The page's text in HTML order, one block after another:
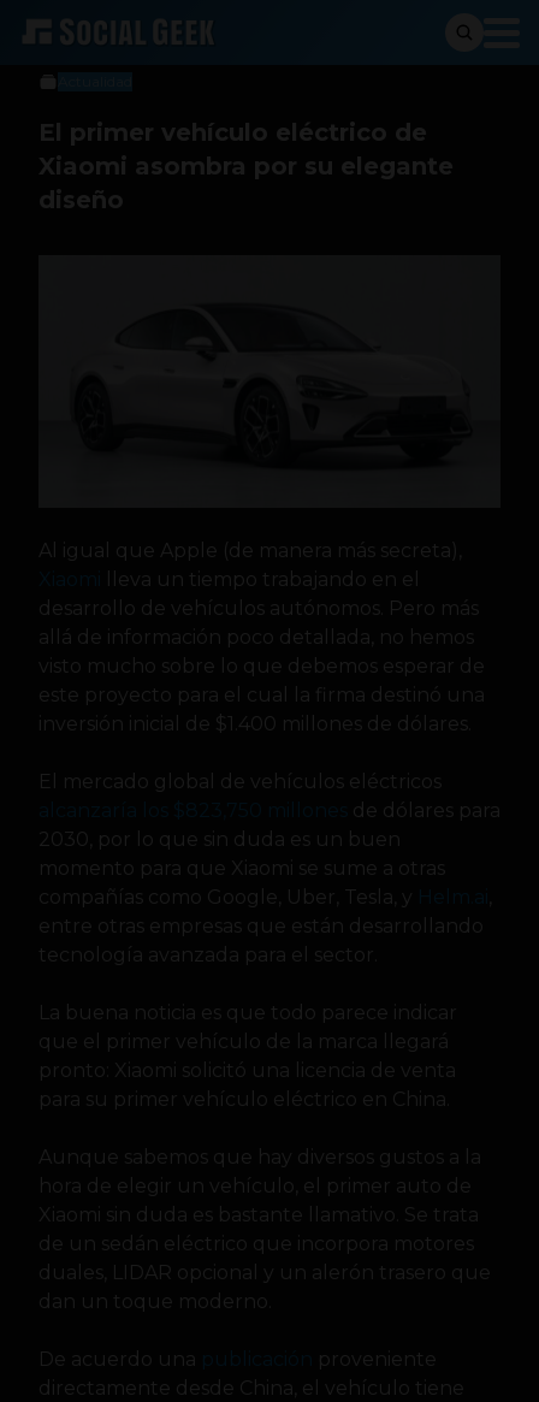
Sergio Ramos
15 de noviembre de 2023
El primer vehículo eléctrico de
Xiaomi asombra por su elegante
diseño
Al igual que Apple (de manera más secreta),
lleva un tiempo trabajando en el
desarrollo de vehículos autónomos. Pero más
allá de información poco detallada, no hemos
visto mucho sobre lo que debemos esperar de
este proyecto para el cual la firma destinó una
inversión inicial de $1.400 millones de dólares.
El mercado global de vehículos eléctricos
de dólares para
2030, por lo que sin duda es un buen
momento para que Xiaomi se sume a otras
compañías como Google, Uber, Tesla, y
entre otras empresas que están desarrollando
tecnología avanzada para el sector.
La buena noticia es que todo parece indicar
que el primer vehículo de la marca llegará
pronto: Xiaomi solicitó una licencia de venta
para su primer vehículo eléctrico en China.
Aunque sabemos que hay diversos gustos a la
hora de elegir un vehículo, el primer auto de
Xiaomi sin duda es bastante llamativo. Se trata
de un sedán eléctrico que incorpora motores
duales, LIDAR opcional y un alerón trasero que
dan un toque moderno.
De acuerdo una
proveniente
directamente desde China, el vehículo tiene